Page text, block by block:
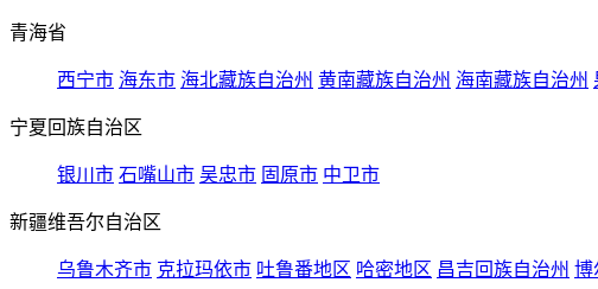
青海省
西宁市 海东市 海北藏族自治州 黄南藏族自治州 海南藏族自治州
宁夏回族自治区
银川市 石嘴山市 吴忠市 固原市 中卫市
新疆维吾尔自治区
乌鲁木齐市 克拉玛依市 吐鲁番地区 哈密地区 昌吉回族自治州 博